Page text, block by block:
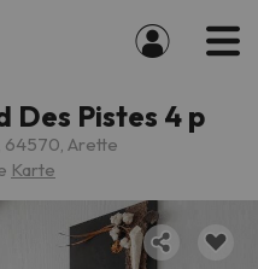
Des Pistes 4 p
64570, Arette
Karte